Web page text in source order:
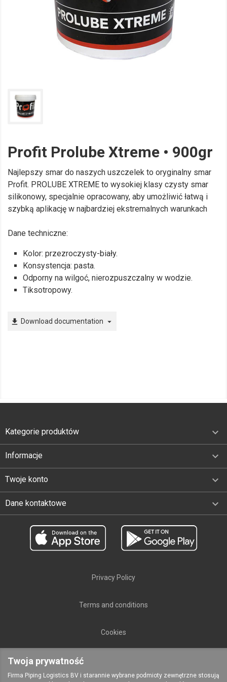
Twoja prywatność
Firma Piping Logistics BV i starannie wybrane podmioty zewnętrzne stosują
Profit Prolube Xtreme • 900gr
Najlepszy smar do naszych uszczelek to oryginalny smar
Profit. PROLUBE XTREME to wysokiej klasy czysty smar
silikonowy, specjalnie opracowany, aby umożliwić łatwą i
szybką aplikację w najbardziej ekstremalnych warunkach
Dane techniczne:
Kolor: przezroczysty-biały.
Konsystencja: pasta.
Odporny na wilgoć, nierozpuszczalny w wodzie.
Tiksotropowy.
file_download Download documentation arrow_drop_down
Kategorie produktów 
Informacje 
Twoje konto 
Dane kontaktowe keyboard_arrow_down
Privacy Policy
Terms and conditions
Cookies